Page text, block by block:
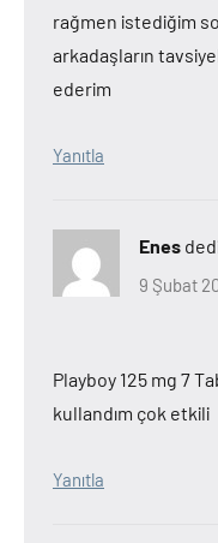
rağmen istediğim
arkadaşların
ederim
Yanıtla
Enes
9 Şubat
Playboy 125 mg 7
kullandım çok etkili
Yanıtla